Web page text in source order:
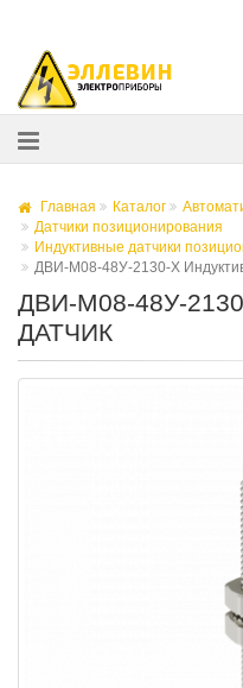
Главная Каталог
Датчики позиционирования
Индуктивные датчики
ДВИ-М08-48У-2130-Х
ДВИ-М08-48У-
ДАТЧИК